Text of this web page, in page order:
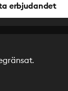
erbjudandet